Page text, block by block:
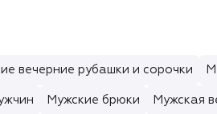
вечерние рубашки и сорочки
Мужские брюки Мужская